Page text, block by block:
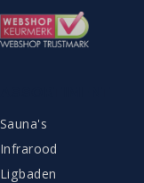
Sauna's
Infrarood
Ligbaden